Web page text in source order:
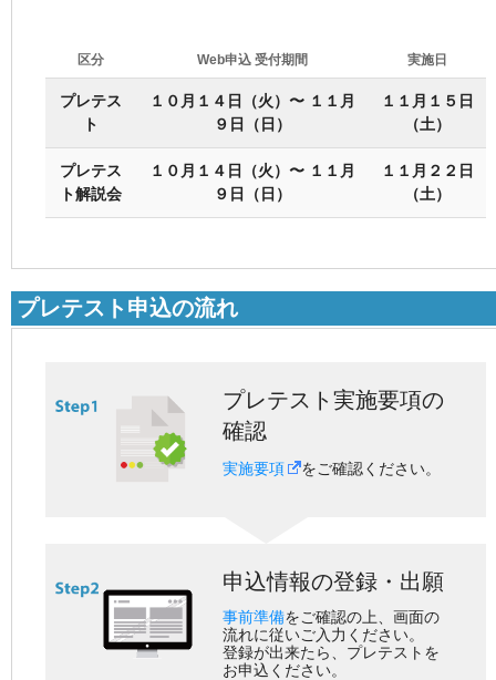
区分 Web申込 受付期間 実施日
プレテス
ト
１０月１４日（火）〜 １１月
９日（日）
１１月１５日
（土）
プレテス
ト解説会
１０月１４日（火）〜 １１月
９日（日）
１１月２２日
（土）
プレテスト申込の流れ
プレテスト実施要項の
確認
実施要項 をご確認ください。
申込情報の登録・出願
事前準備をご確認の上、画面の
流れに従いご入力ください。
登録が出来たら、プレテストを
お申込ください。